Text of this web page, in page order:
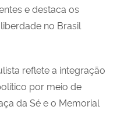
e destaca os
no Brasil
reflete a integração
por meio de
da Sé e o Memorial